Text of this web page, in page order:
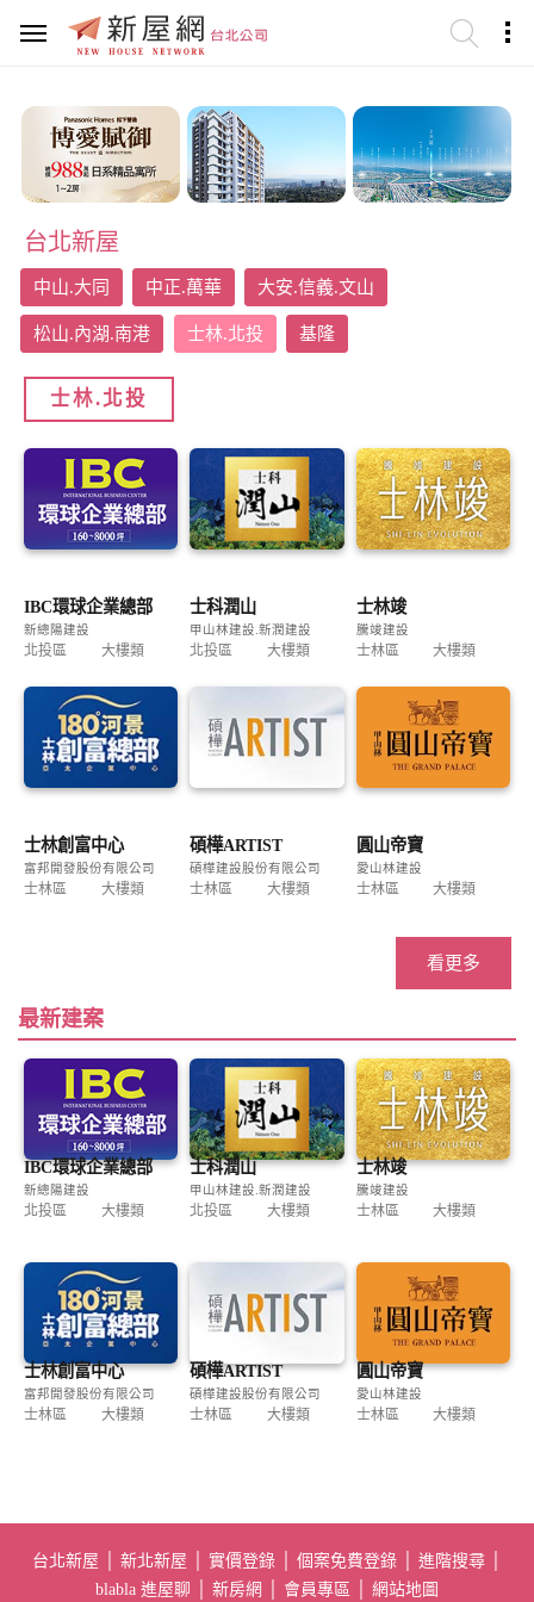
台北新屋
中山.大同 中正.萬華 大安.信義.文山
松山.內湖.南港 士林.北投 基隆
士林.北投
IBC環球企業總部
新總陽建設
北投區 大樓類
士科潤山
甲山林建設.新潤建設
北投區 大樓類
士林竣
騰竣建設
士林區 大樓類
士林創富中心
富邦開發股份有限公司
士林區 大樓類
碩樺ARTIST
碩樺建設股份有限公司
士林區 大樓類
圓山帝寶
愛山林建設
士林區 大樓類
看更多
最新建案
IBC環球企業總部
新總陽建設
北投區 大樓類
士科潤山
甲山林建設.新潤建設
北投區 大樓類
士林竣
騰竣建設
士林區 大樓類
士林創富中心
富邦開發股份有限公司
士林區 大樓類
碩樺ARTIST
碩樺建設股份有限公司
士林區 大樓類
圓山帝寶
愛山林建設
士林區 大樓類
台北新屋 新北新屋 實價登錄 個案免費登錄 進階搜尋
blabla 進屋聊
新房網 會員專區 網站地圖